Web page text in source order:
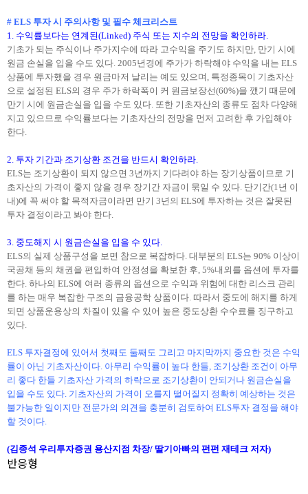
# ELS 투자 시 주의사항 및 필수 체크리스트
1. 수익률보다는 연계된(Linked) 주식 또는 지수의 전망을 확인하라.
기초가 되는 주식이나 주가지수에 따라 고수익을 주기도 하지만, 만기 시에
원금 손실을 입을 수도 있다. 2005년경에 주가가 하락해야 수익을 내는 ELS
상품에 투자했을 경우 원금마저 날리는 예도 있으며, 특정종목이 기초자산
으로 설정된 ELS의 경우 주가 하락폭이 커 원금보장선(60%)을 깼기 때문에
만기 시에 원금손실을 입을 수도 있다. 또한 기초자산의 종류도 점차 다양해
지고 있으므로 수익률보다는 기초자산의 전망을 먼저 고려한 후 가입해야
한다.
2. 투자 기간과 조기상환 조건을 반드시 확인하라.
ELS는 조기상환이 되지 않으면 3년까지 기다려야 하는 장기상품이므로 기
초자산의 가격이 좋지 않을 경우 장기간 자금이 묶일 수 있다. 단기간(1년 이
내)에 꼭 써야 할 목적자금이라면 만기 3년의 ELS에 투자하는 것은 잘못된
투자 결정이라고 봐야 한다.
3. 중도해지 시 원금손실을 입을 수 있다.
ELS의 실제 상품구성을 보면 참으로 복잡하다. 대부분의 ELS는 90% 이상이
국공채 등의 채권을 편입하여 안정성을 확보한 후, 5%내외를 옵션에 투자를
한다. 하나의 ELS에 여러 종류의 옵션으로 수익과 위험에 대한 리스크 관리
를 하는 매우 복잡한 구조의 금융공학 상품이다. 따라서 중도에 해지를 하게
되면 상품운용상의 차질이 있을 수 있어 높은 중도상환 수수료를 징구하고
있다.
ELS 투자결정에 있어서 첫째도 둘째도 그리고 마지막까지 중요한 것은 수익
률이 아닌 기초자산이다. 아무리 수익률이 높다 한들, 조기상환 조건이 아무
리 좋다 한들 기초자산 가격의 하락으로 조기상환이 안되거나 원금손실을
입을 수도 있다. 기초자산의 가격이 오를지 떨어질지 정확히 예상하는 것은
불가능한 일이지만 전문가의 의견을 충분히 검토하여 ELS투자 결정을 해야
할 것이다.
(김종석 우리투자증권 용산지점 차장/ 딸기아빠의 펀펀 재테크 저자)
반응형